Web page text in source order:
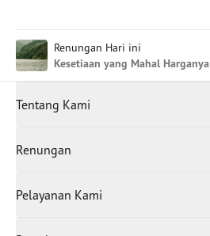
Renungan Hari ini
Kesetiaan yang Mahal Harganya
Tentang Kami
Hubungi Kami
Renungan
Pengabdianku bagi Kemuliaan-Nya
Pelayanan Kami
Chinese (Simplified)